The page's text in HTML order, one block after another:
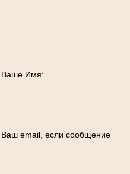
Ваше Имя:
Ваш еmail, если сообщение